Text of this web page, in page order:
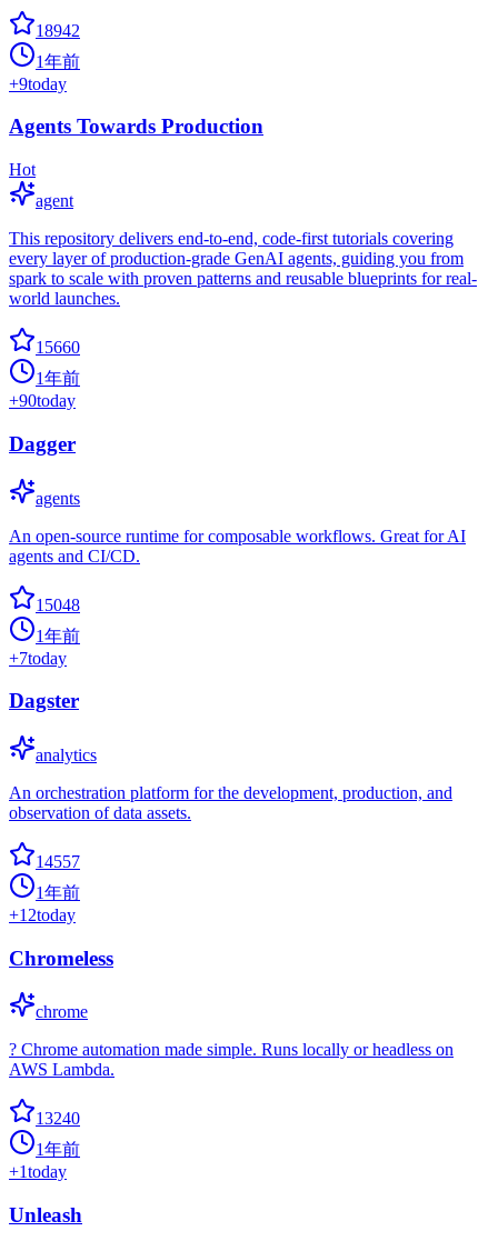
18942
1年前
+9today
Agents Towards Production
Hot
agent
This repository delivers end-to-end, code-first tutorials covering
every layer of production-grade GenAI agents, guiding you from
spark to scale with proven patterns and reusable blueprints for real-
world launches.
15660
1年前
+90today
Dagger
agents
An open-source runtime for composable workflows. Great for AI
agents and CI/CD.
15048
1年前
+7today
Dagster
analytics
An orchestration platform for the development, production, and
observation of data assets.
14557
1年前
+12today
Chromeless
chrome
? Chrome automation made simple. Runs locally or headless on
AWS Lambda.
13240
1年前
+1today
Unleash